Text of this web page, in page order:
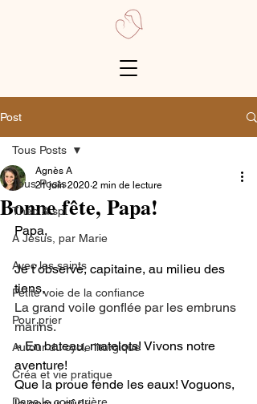
Post
Tous Posts
Théo & spi
A Jésus, par Marie
Avec les saints
Petite voie de la confiance
Pour prier
Autour du cycle liturgique
Créa et vie pratique
Tous Posts
Bonne fête, Papa!
Agnès A
21 juin 2020 2 min de lecture
Papa,
Je t’observe, capitaine, au milieu des
tiens,
La grand voile gonflée par les embruns
marins.
« En bateau, matelots! Vivons notre
aventure!
Que la proue fende les eaux! Voguons,